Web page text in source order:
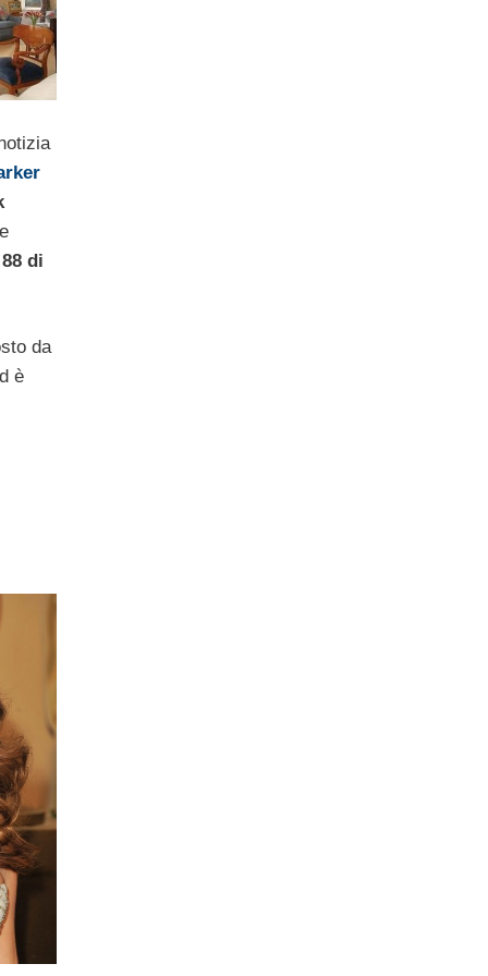
88 di
da
è